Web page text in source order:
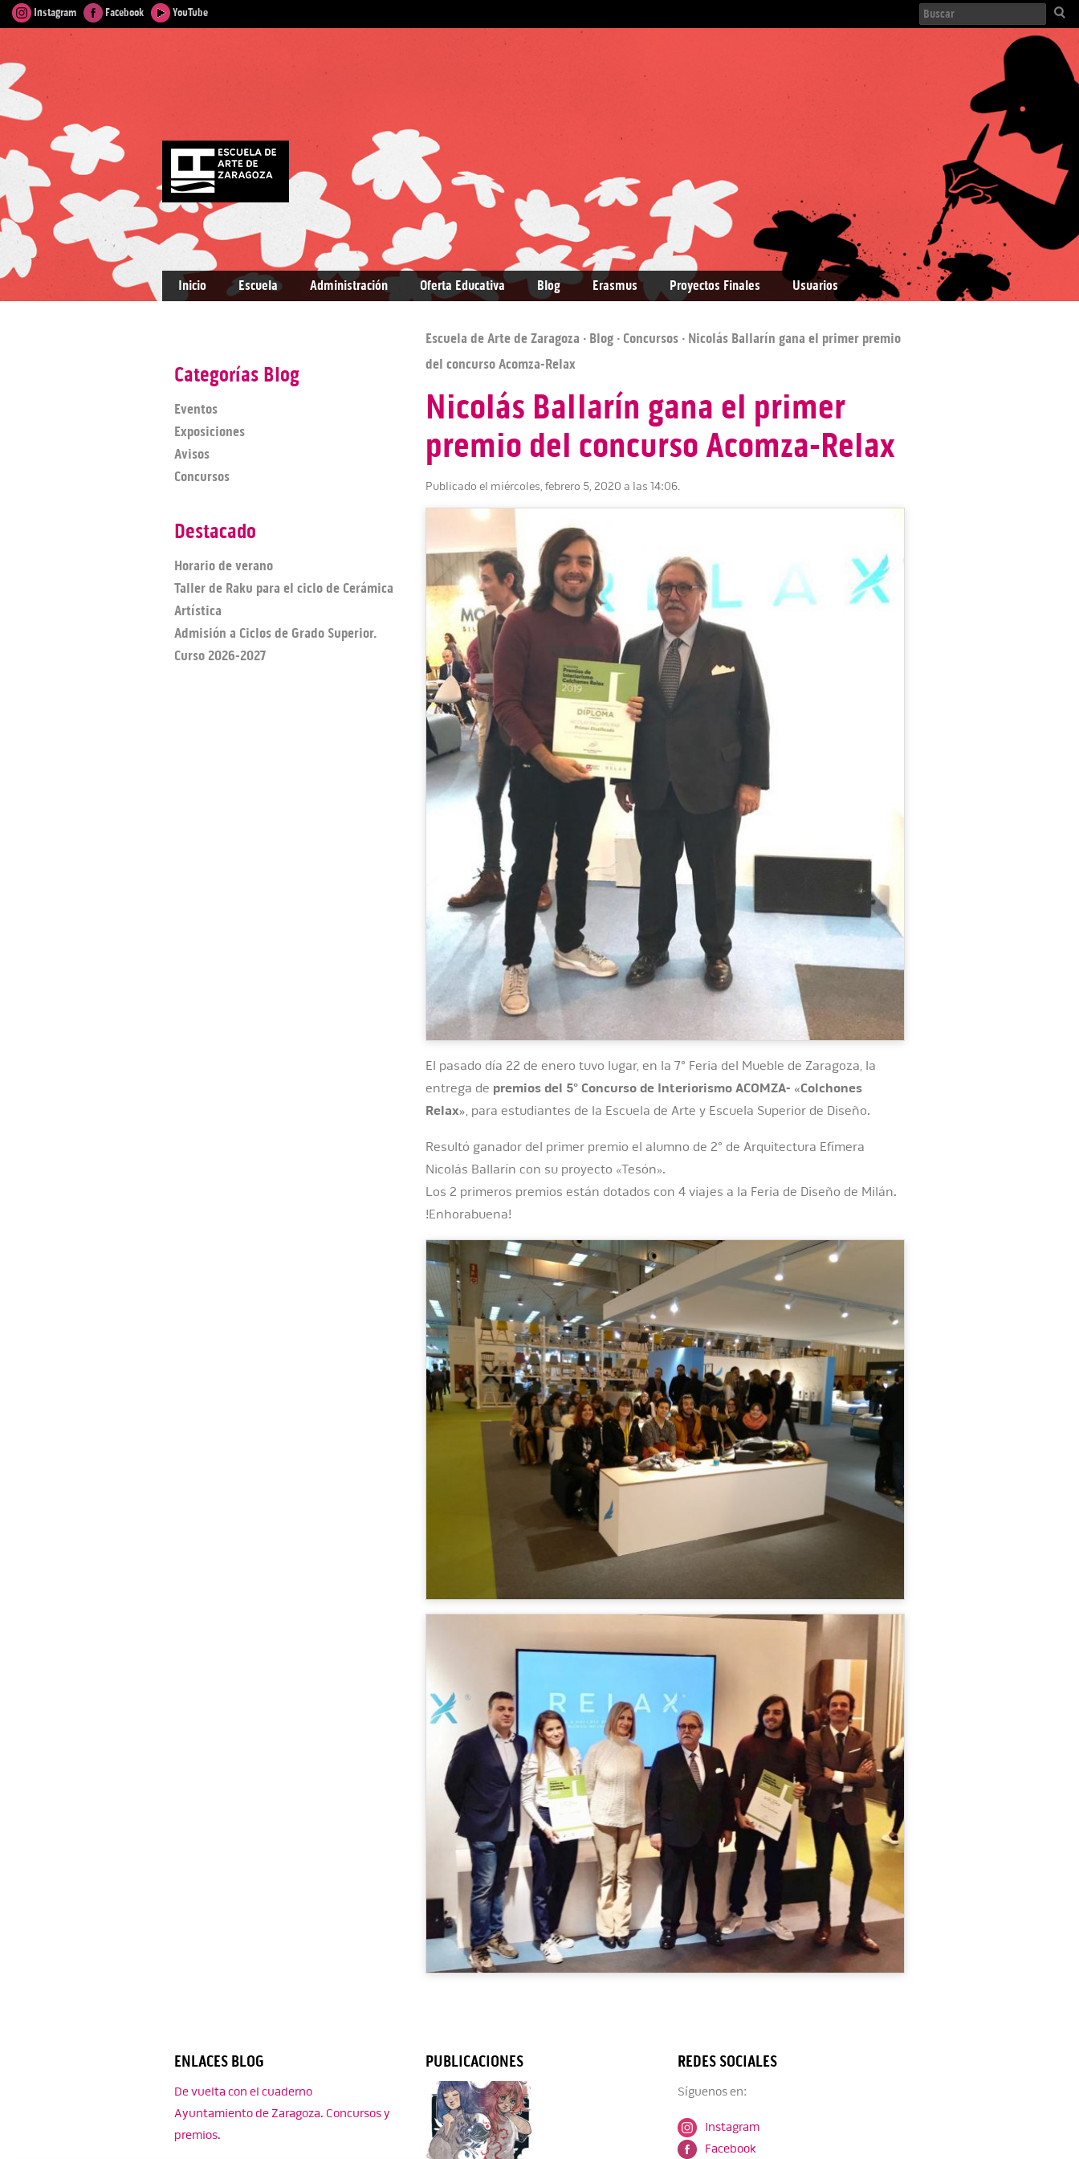
Instagram Facebook YouTube
Inicio Escuela Administración Oferta Educativa Blog Erasmus Proyectos Finales Usuarios
Escuela de Arte de Zaragoza · Blog · Concursos · Nicolás Ballarín gana el primer premio
del concurso Acomza-Relax
Nicolás Ballarín gana el primer
premio del concurso Acomza-Relax
Publicado el miércoles, febrero 5, 2020 a las 14:06.
El pasado día 22 de enero tuvo lugar, en la 7° Feria del Mueble de Zaragoza, la
entrega de premios del 5° Concurso de Interiorismo ACOMZA- «Colchones
Relax», para estudiantes de la Escuela de Arte y Escuela Superior de Diseño.
Resultó ganador del primer premio el alumno de 2° de Arquitectura Efímera
Nicolás Ballarín con su proyecto «Tesón».
Los 2 primeros premios están dotados con 4 viajes a la Feria de Diseño de Milán.
!Enhorabuena!
Categorías Blog
Eventos
Exposiciones
Avisos
Concursos
Destacado
Horario de verano
Taller de Raku para el ciclo de Cerámica
Artística
Admisión a Ciclos de Grado Superior.
Curso 2026-2027
ENLACES BLOG
De vuelta con el cuaderno
Ayuntamiento de Zaragoza. Concursos y
premios.
PUBLICACIONES REDES SOCIALES
Síguenos en:
Instagram
Facebook